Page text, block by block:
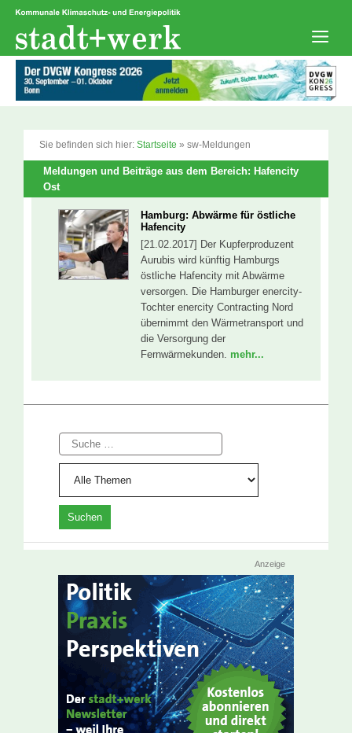
Zum
springen
Sie befinden sich hier: Startseite » sw-Meldungen
Meldungen und Beiträge aus dem Bereich: Hafencity
Ost
Hamburg: Abwärme für östliche
Hafencity
[21.02.2017] Der Kupferproduzent
Aurubis wird künftig Hamburgs
östliche Hafencity mit Abwärme
versorgen. Die Hamburger enercity-
Tochter enercity Contracting Nord
übernimmt den Wärmetransport und
die Versorgung der
Fernwärmekunden. mehr...
Suche
Anzeige